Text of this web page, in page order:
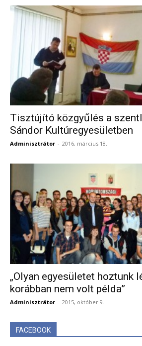
Tisztújító közgyűlés a
Sándor Kultúregyesületben
Adminisztrátor - 2016, március 18.
„Olyan egyesületet hoztunk
korábban nem volt példa”
Adminisztrátor - 2015, október 9.
FACEBOOK